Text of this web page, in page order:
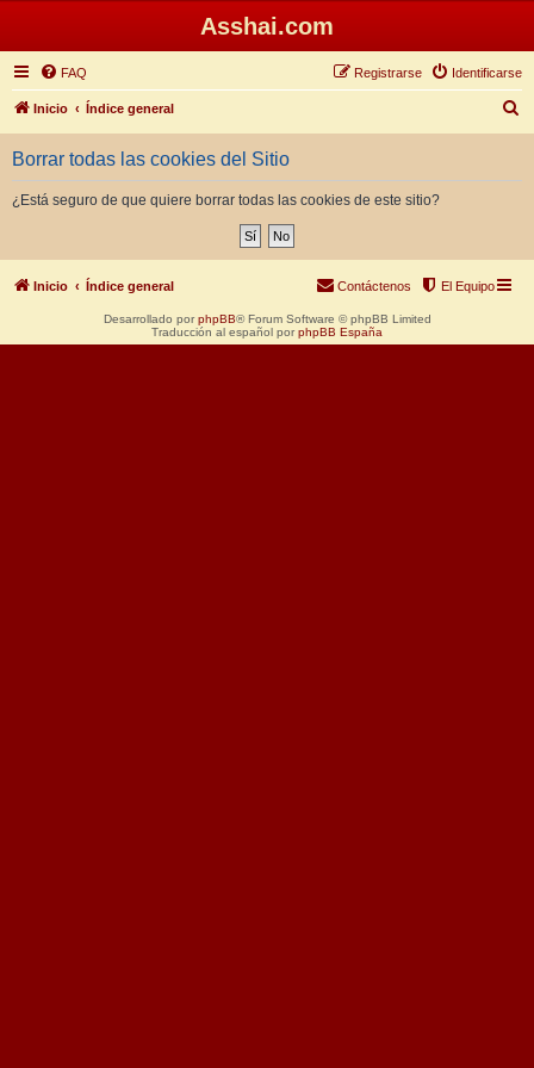
Asshai.com
FAQ Identificarse
Registrarse
Inicio Índice general
u
Borrar todas las cookies del Sitio
¿Está seguro de que quiere borrar todas las cookies de este sitio?
Inicio Índice general El Equipo
Contáctenos
Desarrollado por phpBB® Forum Software © phpBB Limited
Traducción al español por phpBB España